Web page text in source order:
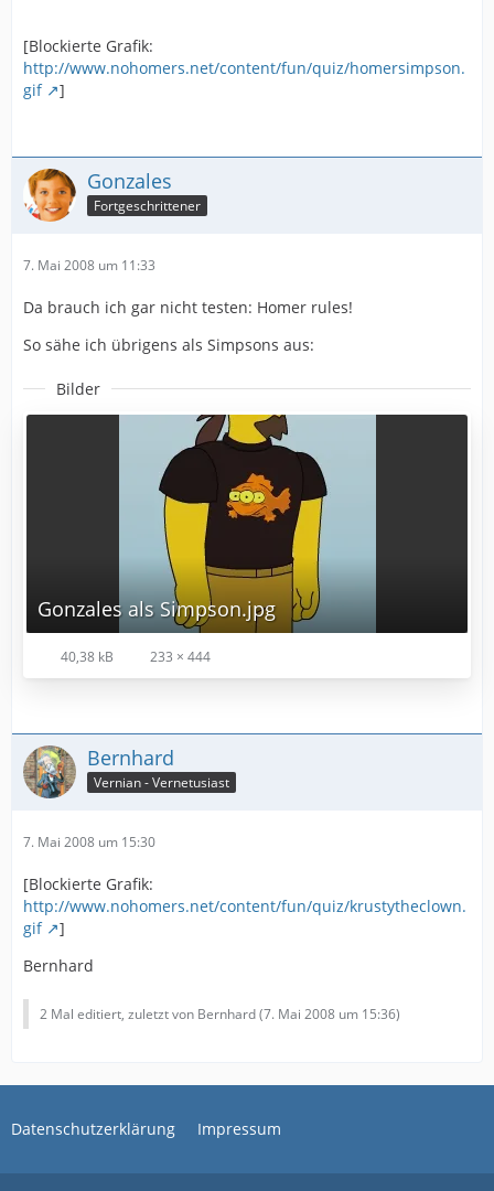
[Blockierte Grafik:
http://www.nohomers.net/content/fun/quiz/homersimpson.
gif
]
Gonzales
Fortgeschrittener
7. Mai 2008 um 11:33
Da brauch ich gar nicht testen: Homer rules!
So sähe ich übrigens als Simpsons aus:
Bilder
Gonzales als Simpson.jpg
40,38 kB 233 × 444
Bernhard
Vernian - Vernetusiast
7. Mai 2008 um 15:30
[Blockierte Grafik:
http://www.nohomers.net/content/fun/quiz/krustytheclown.
gif
]
Bernhard
2 Mal editiert, zuletzt von Bernhard (7. Mai 2008 um 15:36)
Datenschutzerklärung Impressum